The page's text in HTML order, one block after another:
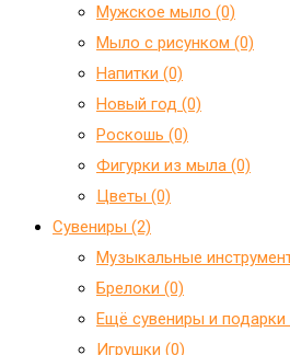
Мужское мыло (0)
Мыло с рисунком (0)
Напитки (0)
Новый год (0)
Роскошь (0)
Фигурки из мыла (0)
Цветы (0)
Сувениры (2)
Mузыкальные
Брелоки (0)
Ещё сувениры и подарки
Игрушки (0)